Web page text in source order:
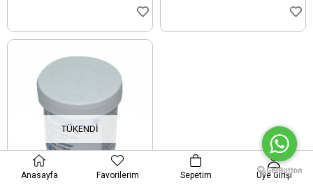
TÜKENDI
Anasayfa Favorilerim Sepetim Üye Girişi